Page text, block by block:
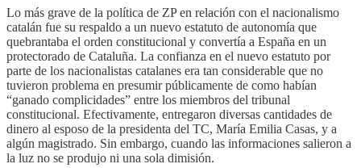
Lo más grave de la política de ZP en relación con el nacionalismo
catalán fue su respaldo a un nuevo estatuto de autonomía que
quebrantaba el orden constitucional y convertía a España en un
protectorado de Cataluña. La confianza en el nuevo estatuto por
parte de los nacionalistas catalanes era tan considerable que no
tuvieron problema en presumir públicamente de como habían
“ganado complicidades” entre los miembros del tribunal
constitucional. Efectivamente, entregaron diversas cantidades de
dinero al esposo de la presidenta del TC, María Emilia Casas, y a
algún magistrado. Sin embargo, cuando las informaciones salieron a
la luz no se produjo ni una sola dimisión.